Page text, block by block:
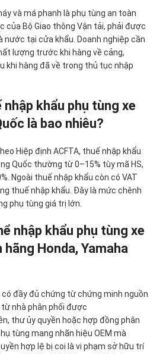
và má phanh là phụ tùng an toàn
của Bộ Giao thông Vận tải, phải được
nước tại cửa khẩu. Doanh nghiệp cần
lượng trước khi hàng về cảng,
khi hàng đã về trong thủ tục nhập
nhập khẩu phụ tùng xe
là bao nhiêu?
Hiệp định ACFTA, thuế nhập khẩu
Quốc thường từ 0–15% tùy mã HS,
Ngoài thuế nhập khẩu còn có VAT
thuế nhập khẩu. Đây là mức chênh
phụ tùng giá trị lớn.
nhập khẩu phụ tùng xe
hãng Honda, Yamaha
đầy đủ chứng từ chứng minh nguồn
nhà phân phối được
thư ủy quyền hoặc hợp đồng phân
tùng mang nhãn hiệu OEM mà
hợp lệ bị coi là vi phạm sở hữu trí